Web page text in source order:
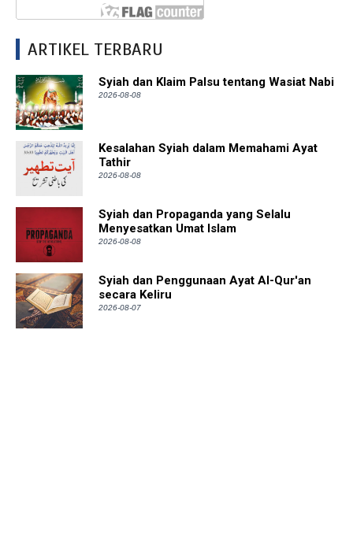
ARTIKEL TERBARU
Syiah dan Klaim Palsu tentang Wasiat Nabi
2026-08-08
Kesalahan Syiah dalam Memahami Ayat
Tathir
2026-08-08
Syiah dan Propaganda yang Selalu
Menyesatkan Umat Islam
2026-08-08
Syiah dan Penggunaan Ayat Al-Qur'an
secara Keliru
2026-08-07